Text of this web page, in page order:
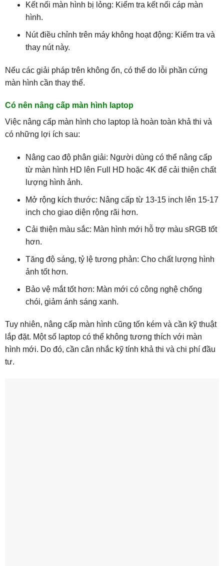
Kết nối màn hình bị lỏng: Kiểm tra kết nối cáp màn
hình.
Nút điều chỉnh trên máy không hoạt động: Kiểm tra và
thay nút này.
Nếu các giải pháp trên không ổn, có thể do lỗi phần cứng
màn hình cần thay thế.
Có nên nâng cấp màn hình laptop
Việc nâng cấp màn hình cho laptop là hoàn toàn khả thi và
có những lợi ích sau:
Nâng cao độ phân giải: Người dùng có thể nâng cấp
từ màn hình HD lên Full HD hoặc 4K để cải thiện chất
lượng hình ảnh.
Mở rộng kích thước: Nâng cấp từ 13-15 inch lên 15-17
inch cho giao diện rộng rãi hơn.
Cải thiện màu sắc: Màn hình mới hỗ trợ màu sRGB tốt
hơn.
Tăng độ sáng, tỷ lệ tương phản: Cho chất lượng hình
ảnh tốt hơn.
Bảo vệ mắt tốt hơn: Màn mới có công nghệ chống
chói, giảm ánh sáng xanh.
Tuy nhiên, nâng cấp màn hình cũng tốn kém và cần kỹ thuật
lắp đặt. Một số laptop có thể không tương thích với màn
hình mới. Do đó, cần cân nhắc kỹ tính khả thi và chi phí đầu
tư.